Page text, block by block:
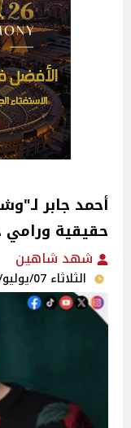
أحمد جابر
حقيقية
شهد شاهين
الثلاثاء 07/يوليو/2026 - 12:00 ص